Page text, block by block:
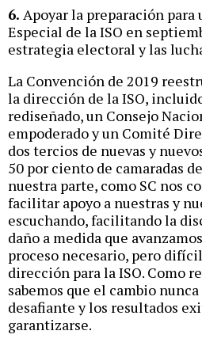
6. Apoyar la preparación para
Especial de la ISO en
estrategia electoral y las
La Convención de 2019
la dirección de la ISO,
rediseñado, un Consejo
empoderado y un Comité
dos tercios de nuevas y
50 por ciento de camaradas
nuestra parte, como SC nos
facilitar apoyo a nuestras y
escuchando, facilitando la
daño a medida que
proceso necesario, pero
dirección para la ISO. Como
sabemos que el cambio
desafiante y los resultados
garantizarse.